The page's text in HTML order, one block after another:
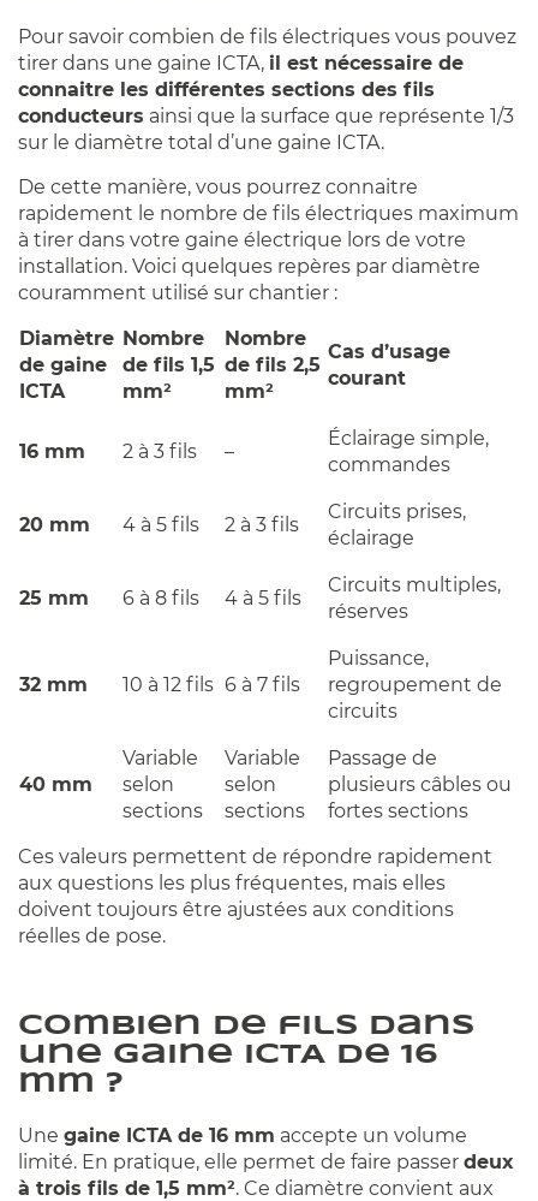
Pour savoir combien de fils électriques vous pouvez
tirer dans une gaine ICTA, il est nécessaire de
connaitre les différentes sections des fils
conducteurs ainsi que la surface que représente 1/3
sur le diamètre total d’une gaine ICTA.
De cette manière, vous pourrez connaitre
rapidement le nombre de fils électriques maximum
à tirer dans votre gaine électrique lors de votre
installation. Voici quelques repères par diamètre
couramment utilisé sur chantier :
Diamètre
de gaine
ICTA
Nombre
de fils 1,5
mm²
Nombre
de fils 2,5
mm²
Cas d’usage
courant
16 mm 2 à 3 fils –
Éclairage simple,
commandes
20 mm 4 à 5 fils 2 à 3 fils
Circuits prises,
éclairage
25 mm 6 à 8 fils 4 à 5 fils
Circuits multiples,
réserves
32 mm 10 à 12 fils 6 à 7 fils
Puissance,
regroupement de
circuits
40 mm
Variable
selon
sections
Variable
selon
sections
Passage de
plusieurs câbles ou
fortes sections
Ces valeurs permettent de répondre rapidement
aux questions les plus fréquentes, mais elles
doivent toujours être ajustées aux conditions
réelles de pose.
Combien de fils dans
une gaine ICTA de 16
mm ?
Une gaine ICTA de 16 mm accepte un volume
limité. En pratique, elle permet de faire passer deux
à trois fils de 1,5 mm². Ce diamètre convient aux